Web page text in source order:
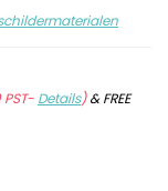
Details)&FREE